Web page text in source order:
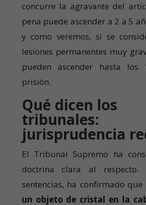
concurre la agravante del
pena puede ascender a 2 a 5
y como veremos, si se
lesiones permanentes muy
pueden ascender hasta los
prisión.
Qué dicen los
tribunales:
jurisprudencia
El Tribunal Supremo ha
doctrina clara al respecto.
sentencias, ha confirmado que
un objeto de cristal en la